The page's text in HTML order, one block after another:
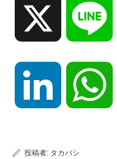
LinkedIn
投稿者: タカバシ